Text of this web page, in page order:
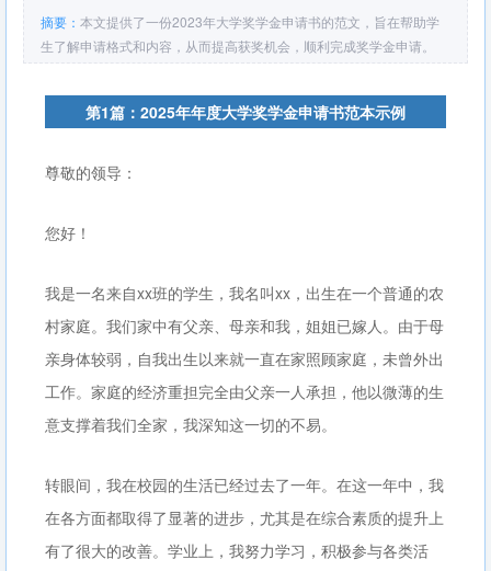
摘要： 本文提供了一份2023年大学奖学金申请书的范文，旨在帮助学
生了解申请格式和内容，从而提高获奖机会，顺利完成奖学金申请。
第1篇：2025年年度大学奖学金申请书范本示例
尊敬的领导：
您好！
我是一名来自xx班的学生，我名叫xx，出生在一个普通的农
村家庭。我们家中有父亲、母亲和我，姐姐已嫁人。由于母
亲身体较弱，自我出生以来就一直在家照顾家庭，未曾外出
工作。家庭的经济重担完全由父亲一人承担，他以微薄的生
意支撑着我们全家，我深知这一切的不易。
转眼间，我在校园的生活已经过去了一年。在这一年中，我
在各方面都取得了显著的进步，尤其是在综合素质的提升上
有了很大的改善。学业上，我努力学习，积极参与各类活